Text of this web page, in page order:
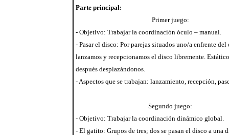
Parte principal:
Primer juego:
- Objetivo: Trabajar la coordinación óculo – manual.
- Pasar el disco: Por parejas situados uno/a enfrente del
lanzamos y recepcionamos el disco libremente.
después desplazándonos.
- Aspectos que se trabajan: lanzamiento, recepción,
Segundo juego:
- Objetivo: Trabajar la coordinación dinámico global.
- El gatito: Grupos de tres; dos se pasan el disco a una